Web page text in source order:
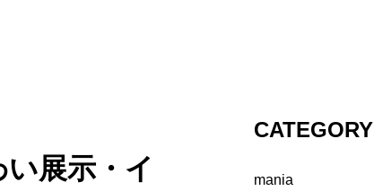
展示・イ
CATEGORY
mania